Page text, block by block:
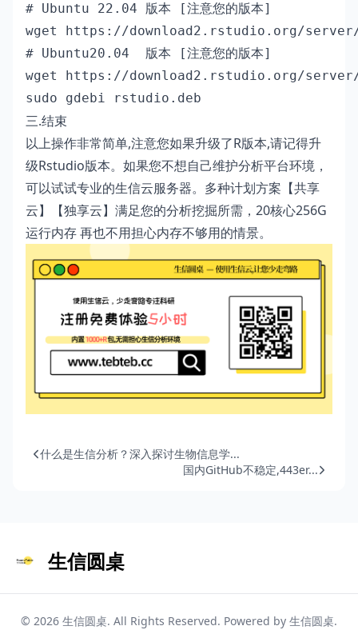
# Ubuntu 22.04 版本 [注意您的版本]
wget https://download2.rstudio.org/server/
# Ubuntu20.04  版本 [注意您的版本]
wget https://download2.rstudio.org/
sudo gdebi rstudio.deb
三.结束
以上操作非常简单,注意您如果升级了R版本,请记得升
级Rstudio版本。如果您不想自己维护分析平台环境，
可以试试专业的生信云服务器。多种计划方案【共享
云】【独享云】满足您的分析挖掘所需，20核心256G
运行内存 再也不用担心内存不够用的情景。
什么是生信分析？深入探讨生物信息学...
国内GitHub不稳定,443er...
生信圆桌
© 2026 生信圆桌. All Rights Reserved. Powered by 生信圆桌.